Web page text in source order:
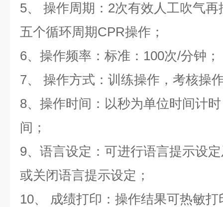
5、 操作周期：2次有效人工吹气
五个循环周期CPR操作；
6、操作频率：标准：100次/分钟；
7、 操作方式：训练操作，考核操
8、操作时间：以秒为单位时间计
间；
9、语言设定：可进行语言提示设
或关闭语言提示设定；
10、 成绩打印：操作结果可热敏